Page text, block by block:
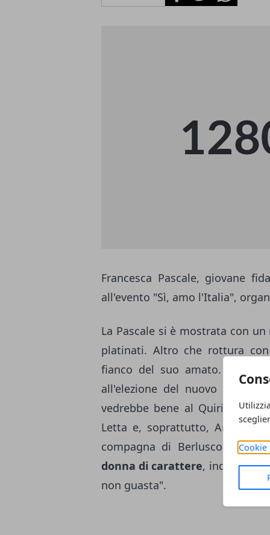
Cookie
Francesca Pascale, giovane
all'evento "Sì, amo l'Italia",
La Pascale si è mostrata con
platinati. Altro che rottura
fianco del suo amato.
all'elezione del nuovo Capo
vedrebbe bene al Quirinale
Letta e, soprattutto, Anna
compagna di Berlusconi ha
donna di carattere,
non guasta".